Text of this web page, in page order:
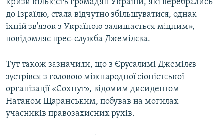
кризи кількість громадян України, які перебрались
до Ізраїлю, стала відчутно збільшуватися, однак
їхній зв'язок з Україною залишається міцним», –
повідомляє прес-служба Джемілєва.
Тут також зазначили, що в Єрусалимі Джемілєв
зустрівся з головою міжнародної сіоністської
організації «Сохнут», відомим дисидентом
Натаном Щаранським, побував на могилах
учасників правозахисних рухів.